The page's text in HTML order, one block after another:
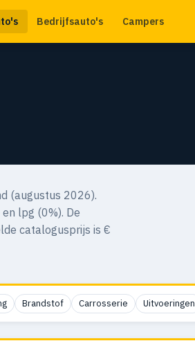
Bedrijfsauto's Campers
(augustus 2026).
lpg (0%). De
catalogusprijs is €
Brandstof Carrosserie Uitvoeringen